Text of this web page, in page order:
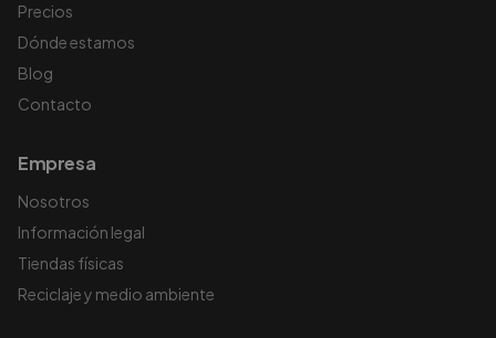
Precios
Dónde estamos
Blog
Contacto
Empresa
Nosotros
Información legal
Tiendas físicas
Reciclaje y medio ambiente